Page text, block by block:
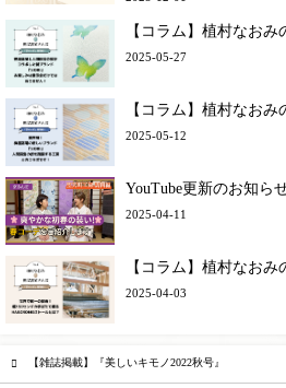
【コラム】植村なおみ
2025-05-27
【コラム】植村なおみ
2025-05-12
YouTube更新のお知ら
2025-04-11
【コラム】植村なおみ
2025-04-03
【雑誌掲載】『美しいキモノ2022秋号』